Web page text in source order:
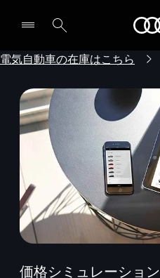
電気自動車の在庫はこちら
価格シミュレーション